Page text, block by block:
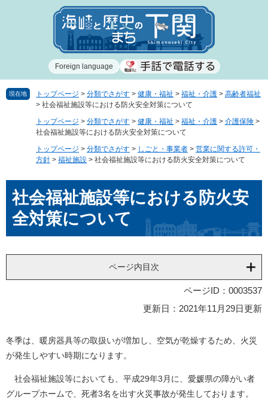
で
ば
Foreign language
現在地 トップページ > 分類でさがす > 健康・福祉 > 福祉・介護 > 高齢者福祉
> 社会福祉施設等における防火安全対策について
トップページ > 分類でさがす > 健康・福祉 > 福祉・介護 > 介護保険 >
社会福祉施設等における防火安全対策について
トップページ > 分類でさがす > しごと・事業者 > 営業に関する許可・
方針 > 福祉施設 > 社会福祉施設等における防火安全対策について
文社会福祉施設等における防火安
全対策について
ページ内目次
ページID：0003537
更新日：2021年11月29日更新
冬季は、暖房器具等の取扱いが増加し、空気が乾燥するため、火災
が発生しやすい時期になります。
社会福祉施設等においても、平成29年3月に、愛媛県の障がい者
グループホームで、死者3名を出す火災事故が発生しております。